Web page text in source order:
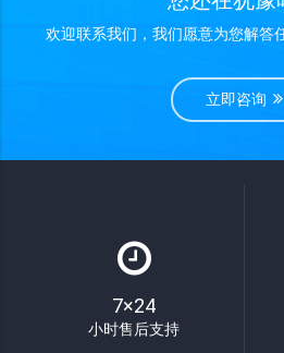
欢迎联系我们，我们愿意为您解答
立即咨询
7×24
小时售后支持